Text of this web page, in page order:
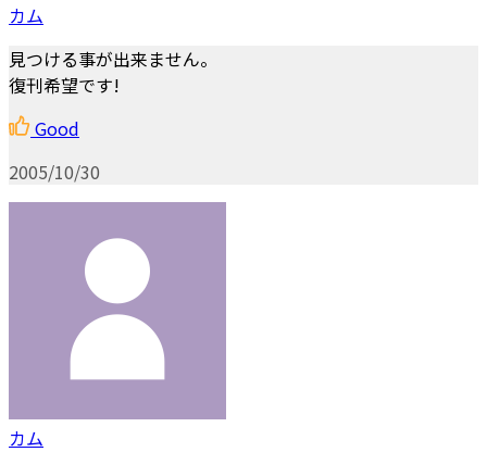
カム
見つける事が出来ません。
復刊希望です!
Good
2005/10/30
カム